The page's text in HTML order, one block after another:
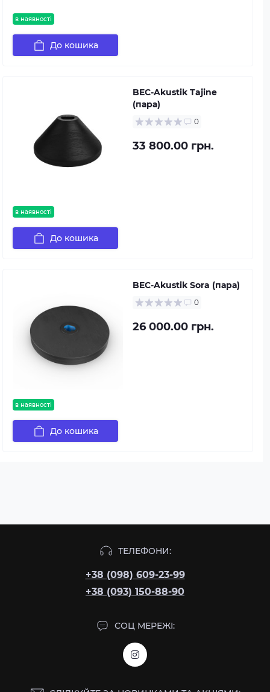
в наявності
До кошика
в наявності
BEC-Akustik Tajine
(пара)
0
33 800.00 грн.
До кошика
в наявності
BEC-Akustik Sora (пара)
0
26 000.00 грн.
До кошика
ТЕЛЕФОНИ:
+38 (098) 609-23-99
+38 (093) 150-88-90
СОЦ МЕРЕЖІ: